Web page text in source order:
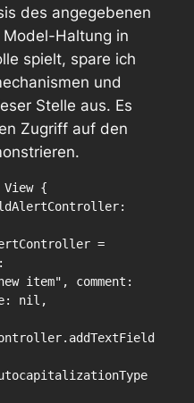
des angegebenen
Haltung in
spielt, spare ich
und
Stelle aus. Es
Zugriff auf den
{
item", comment:
nil,